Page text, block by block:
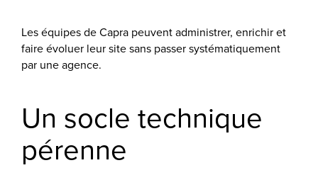
Les équipes de Capra peuvent administrer, enrichir et
faire évoluer leur site sans passer systématiquement
par une agence.
Un socle technique
pérenne